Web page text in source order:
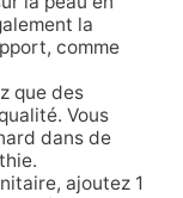
la
comme
que des
Vous
dans de
ajoutez 1